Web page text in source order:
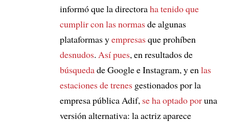
informó que la directoraha tenido que
cumplir con las normasde algunas
plataformas yempresasque prohíben
desnudos. Así pues, en resultados de
búsquedade Google e Instagram, y en las
estaciones de trenesgestionados por la
empresa pública Adif, se ha optado poruna
versión alternativa: la actriz aparece